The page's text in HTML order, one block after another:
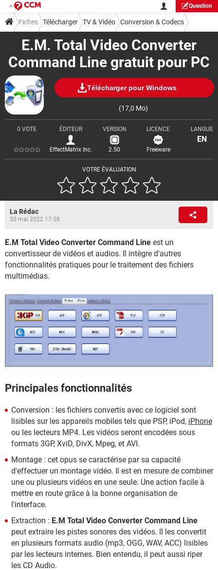
Question
E.M. Total Video Converter
Command Line gratuit pour PC
Télécharger pour Windows
(17,0 Mo)
VOTRE ÉVALUATION
0 VOTE ÉDITEUR
EffectMatrix Inc.
VERSION
2.50
LICENCE
Freeware
LANGUE
EN
Fiches Télécharger TV & Vidéo Conversion & Codecs
La Rédac
30 mai 2022 17:58
E.M Total Video Converter Command Line est un
convertisseur de vidéos et audios. Il intègre d'autres
fonctionnalités pratiques pour le traitement des fichiers
multimédias.
Principales fonctionnalités
Conversion : les fichiers convertis avec ce logiciel sont
lisibles sur les appareils mobiles tels que PSP, iPod, iPhone
ou les lecteurs MP4. Les vidéos seront encodées sous
formats 3GP, XviD, DivX, Mpeg, et AVI.
Montage : cet opus se caractérise par sa capacité
d'effectuer un montage vidéo. Il est en mesure de combiner
une ou plusieurs vidéos en une seule. Une action facile à
mettre en route grâce à la bonne organisation de
l'interface.
Extraction : E.M Total Video Converter Command Line
peut extraire les pistes sonores des vidéos. Il les convertit
en plusieurs formats audio (mp3, OGG, WAV, ACC) lisibles
par les lecteurs internes. Bien entendu, il peut aussi riper
les CD Audio.